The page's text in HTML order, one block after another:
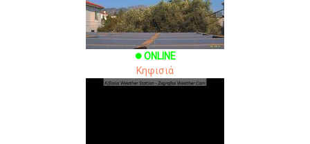
brightness_1 ONLINE
Κηφισιά